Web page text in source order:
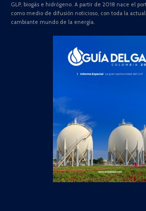
GLP, biogás e hidrógeno. A partir de 2018 nace el
como medio de difusión noticioso, con toda la
cambiante mundo de la energía.